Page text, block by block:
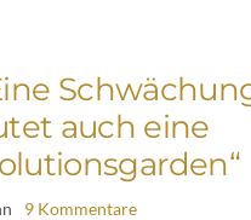
auch eine
9 Kommentare